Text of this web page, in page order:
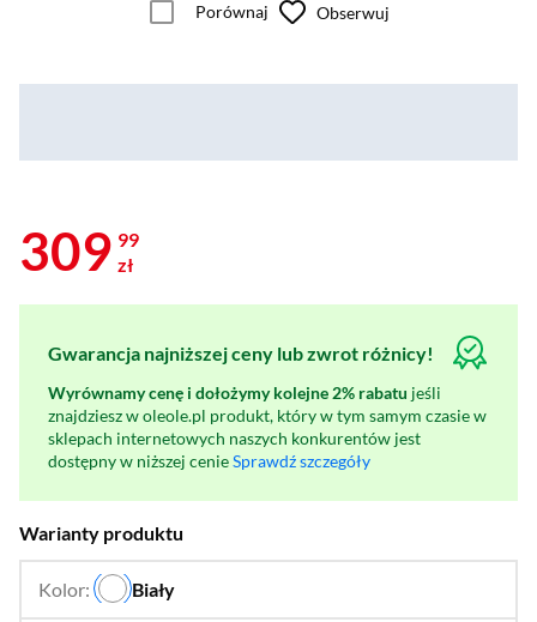
Porównaj Obserwuj
309 99
zł
Gwarancja najniższej ceny lub zwrot różnicy!
Wyrównamy cenę i dołożymy kolejne 2% rabatu jeśli
znajdziesz w oleole.pl produkt, który w tym samym czasie w
sklepach internetowych naszych konkurentów jest
dostępny w niższej cenieSprawdź szczegóły
Warianty produktu
Kolor: Biały